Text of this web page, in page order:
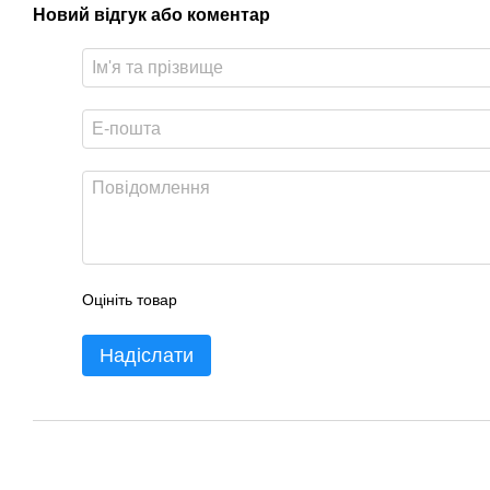
Новий відгук або коментар
Оцініть товар
Надіслати